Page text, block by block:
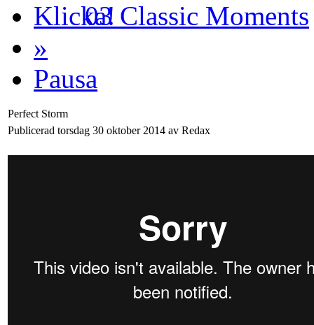
03 Classic Moments
»
Pausa
Perfect Storm
Publicerad torsdag 30 oktober 2014 av Redax